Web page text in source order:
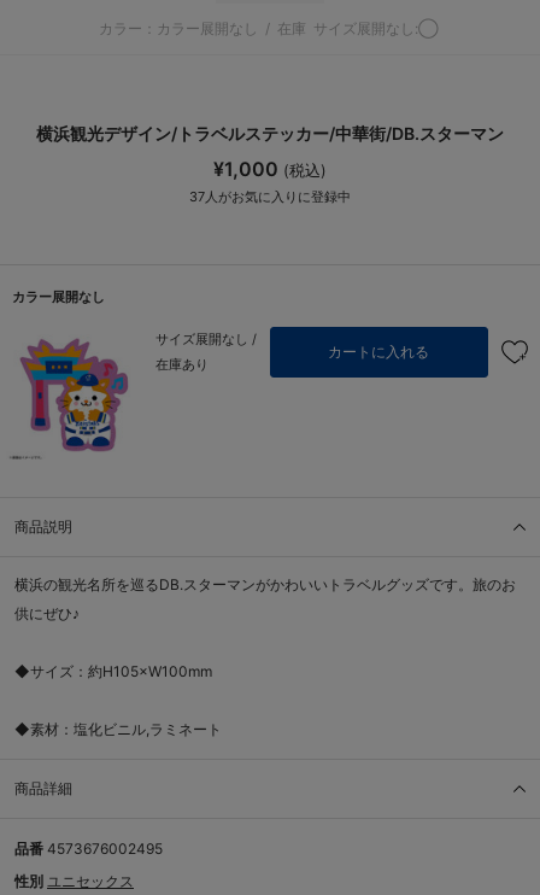
カラー：カラー展開なし / 在庫 サイズ展開なし:◯
横浜観光デザイン/トラベルステッカー/中華街/DB.スターマン
¥1,000 (税込)
37人がお気に入りに登録中
カラー展開なし
サイズ展開なし /
在庫あり
カートに入れる
商品説明
横浜の観光名所を巡るDB.スターマンがかわいいトラベルグッズです。旅のお
供にぜひ♪
◆サイズ：約H105×W100mm
◆素材：塩化ビニル,ラミネート
商品詳細
品番 4573676002495
性別 ユニセックス